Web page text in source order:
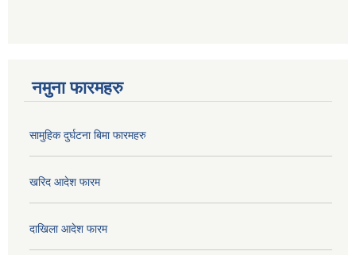
नमुना फारमहरु
सामुहिक दुर्घटना बिमा फारमहरु
खरिद आदेश फारम
दाखिला आदेश फारम